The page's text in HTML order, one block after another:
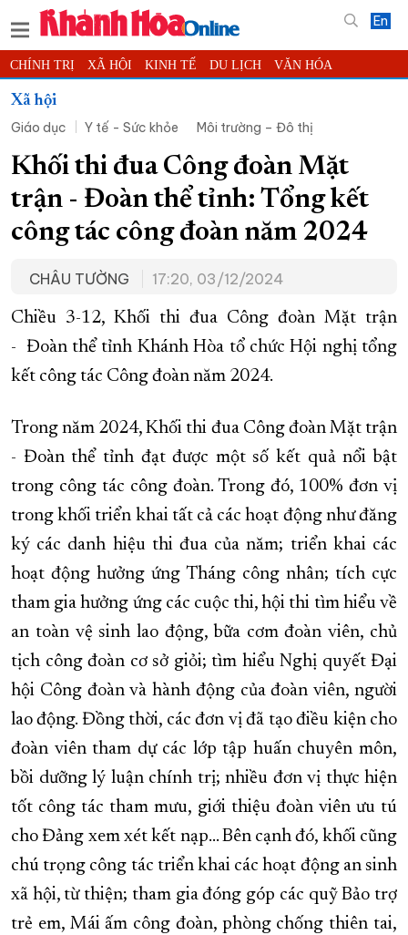
En
CHÍNH TRỊ XÃ HỘI KINH TẾ DU LỊCH VĂN HÓA
THỂ THAO
KHOA HỌC - CÔNG NGHỆ PHÁP LUẬT BẠN ĐỌC
THẾ GIỚI MULTIMEDIA VIDEO ĐỌC BÁO ONLINE
PODCAST THÔNG TIN - QUẢNG CÁO
QUY HOẠCH TỈNH KHÁNH HÒA
CHUNG TAY CẢI CÁCH HÀNH CHÍNH
XÂY DỰNG NÔNG THÔN MỚI LỊCH CẮT ĐIỆN
TÀU - XE - MÁY BAY
KỶ NIỆM 370 NĂM XÂY DỰNG VÀ PHÁT TRIỂN TỈNH KHÁNH HÒA
XÂY DỰNG KHÁNH HÒA TRỞ THÀNH THÀNH PHỐ TRỰC THUỘC
TRANG CHỦ VỀ BÁO KHÁNH HÒA
Xã hội
Giáo dục
Y tế - Sức khỏe Môi trường – Đô thị
Khối thi đua Công đoàn Mặt
trận - Đoàn thể tỉnh: Tổng kết
công tác công đoàn năm 2024
CHÂU TƯỜNG 17:20, 03/12/2024
Chiều 3-12, Khối thi đua Công đoàn Mặt trận
- Đoàn thể tỉnh Khánh Hòa tổ chức Hội nghị tổng
kết công tác Công đoàn năm 2024.
Trong năm 2024, Khối thi đua Công đoàn Mặt trận
- Đoàn thể tỉnh đạt được một số kết quả nổi bật
trong công tác công đoàn. Trong đó, 100% đơn vị
trong khối triển khai tất cả các hoạt động như đăng
ký các danh hiệu thi đua của năm; triển khai các
hoạt động hưởng ứng Tháng công nhân; tích cực
tham gia hưởng ứng các cuộc thi, hội thi tìm hiểu về
an toàn vệ sinh lao động, bữa cơm đoàn viên, chủ
tịch công đoàn cơ sở giỏi; tìm hiểu Nghị quyết Đại
hội Công đoàn và hành động của đoàn viên, người
lao động. Đồng thời, các đơn vị đã tạo điều kiện cho
đoàn viên tham dự các lớp tập huấn chuyên môn,
bồi dưỡng lý luận chính trị; nhiều đơn vị thực hiện
tốt công tác tham mưu, giới thiệu đoàn viên ưu tú
cho Đảng xem xét kết nạp… Bên cạnh đó, khối cũng
chú trọng công tác triển khai các hoạt động an sinh
xã hội, từ thiện; tham gia đóng góp các quỹ Bảo trợ
trẻ em, Mái ấm công đoàn, phòng chống thiên tai,